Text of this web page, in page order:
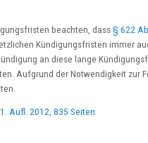
beachten, dass§ 622
Kündigungsfristen immer
an diese lange
Aufgrund der Notwendigkeit zur
Aufl. 2012, 835 Seiten